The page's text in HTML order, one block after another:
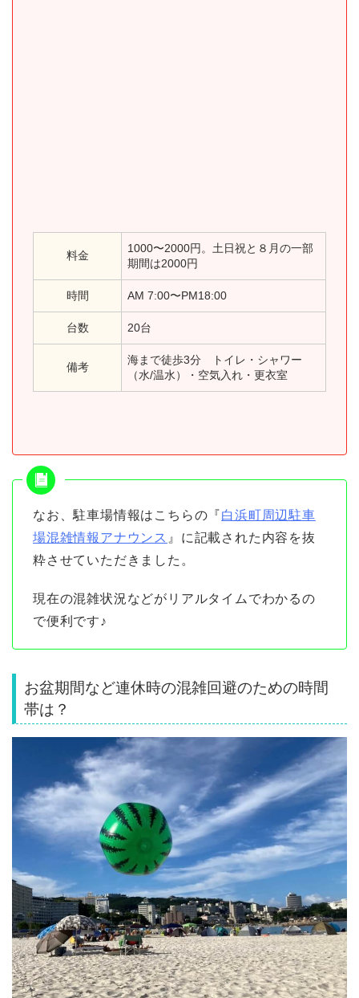
料金
1000〜2000円。土日祝と８月の一部
期間は2000円
時間 AM 7:00〜PM18:00
台数 20台
備考
海まで徒歩3分 トイレ・シャワー
（水/温水）・空気入れ・更衣室
なお、駐車場情報はこちらの『白浜町周辺駐車
場混雑情報アナウンス 』に記載された内容を抜
粋させていただきました。
現在の混雑状況などがリアルタイムでわかるの
で便利です♪
お盆期間など連休時の混雑回避のための時間
帯は？